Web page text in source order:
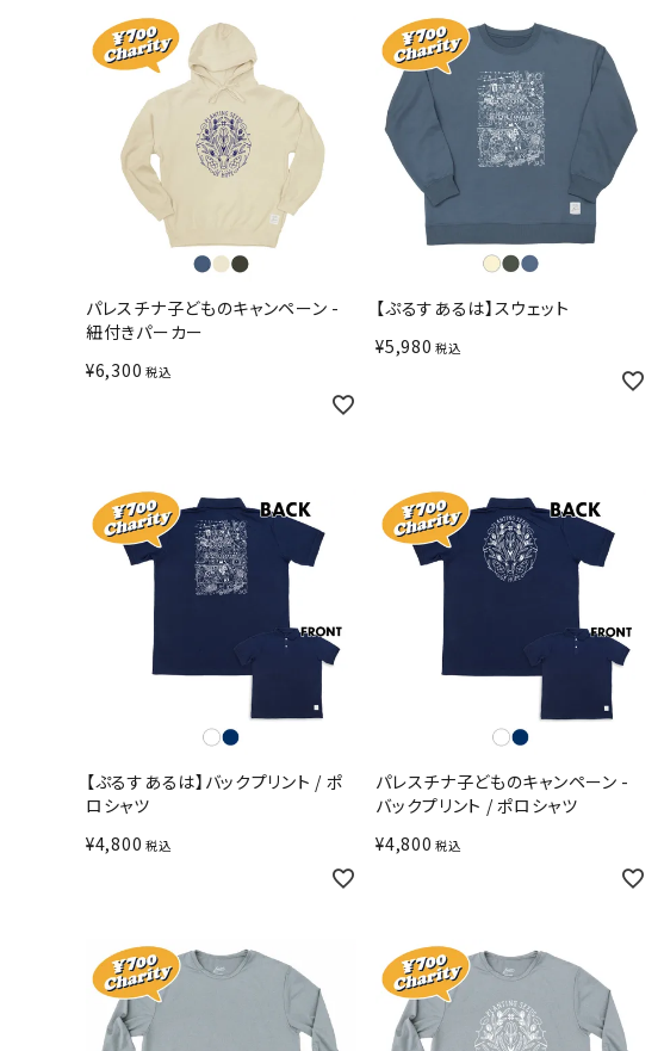
パレスチナ子どものキャンペーン -
紐付きパーカー
¥6,300 税込
【ぷるすあるは】スウェット
¥5,980 税込
【ぷるすあるは】バックプリント / ポ
ロシャツ
¥4,800 税込
パレスチナ子どものキャンペーン -
バックプリント / ポロシャツ
¥4,800 税込